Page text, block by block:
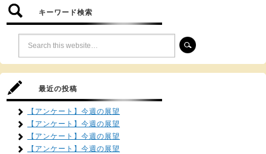
キーワード検索
最近の投稿
【アンケート】今週の展望
【アンケート】今週の展望
【アンケート】今週の展望
【アンケート】今週の展望